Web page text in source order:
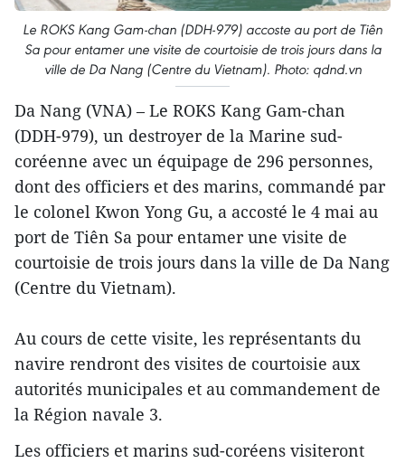
Le ROKS Kang Gam-chan (DDH-979) accoste au port de Tiên
Sa pour entamer une visite de courtoisie de trois jours dans la
ville de Da Nang (Centre du Vietnam). Photo: qdnd.vn
Da Nang (VNA) – Le ROKS Kang Gam-chan
(DDH-979), un destroyer de la Marine sud-
coréenne avec un équipage de 296 personnes,
dont des officiers et des marins, commandé par
le colonel Kwon Yong Gu, a accosté le 4 mai au
port de Tiên Sa pour entamer une visite de
courtoisie de trois jours dans la ville de Da Nang
(Centre du Vietnam).
Au cours de cette visite, les représentants du
navire rendront des visites de courtoisie aux
autorités municipales et au commandement de
la Région navale 3.
Les officiers et marins sud-coréens visiteront